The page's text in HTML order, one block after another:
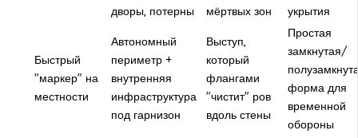
дворы, потерны
мёртвых зон
укрытия
Быстрый
"маркер" на
местности
Автономный
периметр +
внутренняя
инфраструктура
под гарнизон
Выступ,
который
флангами
"чистит" ров
вдоль стены
Простая
замкнутая/
форма для
временной
обороны